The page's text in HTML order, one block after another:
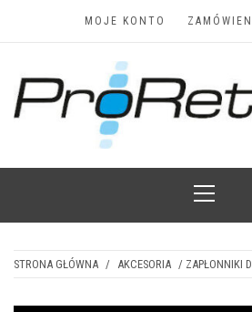
MOJE KONTO
Najskuteczniejsze
ceny
Menu
STRONA GŁÓWNA / AKCESORIA / ZAPŁONNIKI